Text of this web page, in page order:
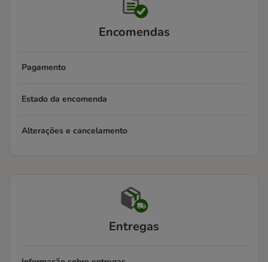
Encomendas
Pagamento
Estado da encomenda
Alterações e cancelamento
Entregas